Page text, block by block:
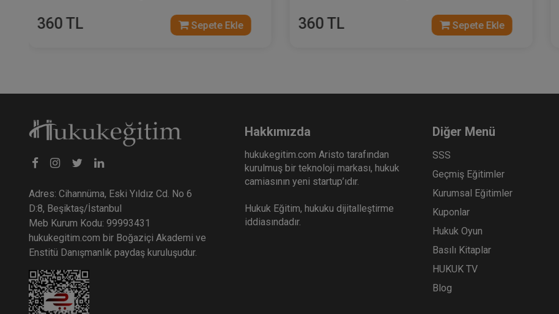
360 TL Sepete Ekle 360 TL Sepete Ekle
Adres: Cihannüma, Eski Yıldız Cd. No 6
D:8, Beşiktaş/İstanbul
Meb Kurum Kodu: 99993431
hukukegitim.com bir Boğaziçi Akademi ve
Enstitü Danışmanlık paydaş kuruluşudur.
Hakkımızda
hukukegitim.com Aristo tarafından
kurulmuş bir teknoloji markası, hukuk
camiasının yeni startup’ıdır.
Hukuk Eğitim, hukuku dijitalleştirme
iddiasındadır.
Diğer Menü
SSS
Geçmiş Eğitimler
Kurumsal Eğitimler
Kuponlar
Hukuk Oyun
Basılı Kitaplar
HUKUK TV
Blog